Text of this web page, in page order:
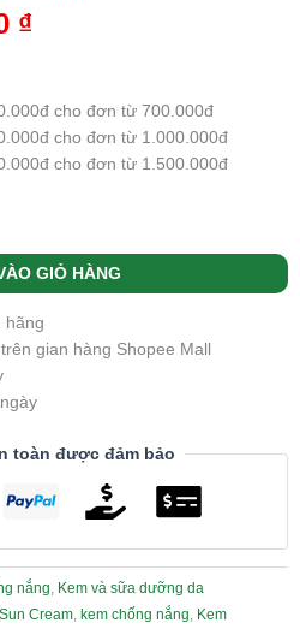
₫
cho đơn từ 700.000đ
cho đơn từ 1.000.000đ
cho đơn từ 1.500.000đ
GIỎ HÀNG
hãng
gian hàng Shopee Mall
toàn được đảm bảo
nắng, Kem và sữa dưỡng da
Cream, kem chống nắng, Kem